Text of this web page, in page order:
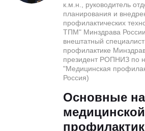
к.м.н., руководитель
планирования и
профилактических
ТПМ" Минздрава
внештатный
профилактике
президент РОПНИЗ по
"Медицинская
Россия)
Основные
медицинской